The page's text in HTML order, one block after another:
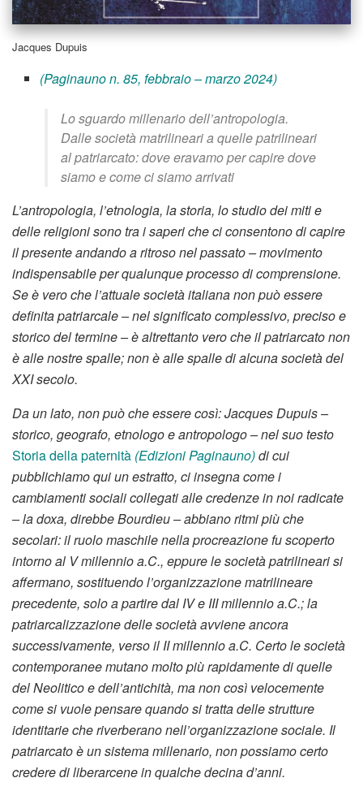
Jacques Dupuis
(Paginauno n. 85, febbraio – marzo 2024)
Lo sguardo millenario dell’antropologia.
Dalle società matrilineari a quelle patrilineari
al patriarcato: dove eravamo per capire dove
siamo e come ci siamo arrivati
L’antropologia, l’etnologia, la storia, lo studio dei miti e
delle religioni sono tra i saperi che ci consentono di capire
il presente andando a ritroso nel passato – movimento
indispensabile per qualunque processo di comprensione.
Se è vero che l’attuale società italiana non può essere
definita patriarcale – nel significato complessivo, preciso e
storico del termine – è altrettanto vero che il patriarcato non
è alle nostre spalle; non è alle spalle di alcuna società del
XXI secolo.
Da un lato, non può che essere così: Jacques Dupuis –
storico, geografo, etnologo e antropologo – nel suo testo
Storia della paternità (Edizioni Paginauno)di cui
pubblichiamo qui un estratto, ci insegna come i
cambiamenti sociali collegati alle credenze in noi radicate
– la doxa, direbbe Bourdieu – abbiano ritmi più che
secolari: il ruolo maschile nella procreazione fu scoperto
intorno al V millennio a.C., eppure le società patrilineari si
affermano, sostituendo l’organizzazione matrilineare
precedente, solo a partire dal IV e III millennio a.C.; la
patriarcalizzazione delle società avviene ancora
successivamente, verso il II millennio a.C. Certo le società
contemporanee mutano molto più rapidamente di quelle
del Neolitico e dell’antichità, ma non così velocemente
come si vuole pensare quando si tratta delle strutture
identitarie che riverberano nell’organizzazione sociale. Il
patriarcato è un sistema millenario, non possiamo certo
credere di liberarcene in qualche decina d’anni.